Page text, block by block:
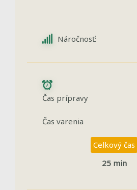
Náročnosť:
Čas prípravy
Čas varenia
Celkový čas
25 min